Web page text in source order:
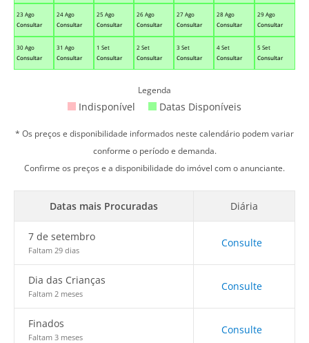
23 Ago
Consultar
24 Ago
Consultar
25 Ago
Consultar
26 Ago
Consultar
27 Ago
Consultar
28 Ago
Consultar
29 Ago
Consultar
30 Ago
Consultar
31 Ago
Consultar
1 Set
Consultar
2 Set
Consultar
3 Set
Consultar
4 Set
Consultar
5 Set
Consultar
Legenda
Indisponível Datas Disponíveis
* Os preços e disponibilidade informados neste calendário podem variar
conforme o período e demanda.
Confirme os preços e a disponibilidade do imóvel com o anunciante.
Datas mais Procuradas Diária
7 de setembro
Faltam 29 dias
Consulte
Dia das Crianças
Faltam 2 meses
Consulte
Finados
Faltam 3 meses
Consulte